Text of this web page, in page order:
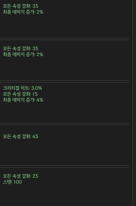
모든 속성 강화: 35
최종 데미지 증가: 2%
모든 속성 강화: 35
최종 데미지 증가: 2%
크리티컬 히트: 3.0%
모든 속성 강화: 15
최종 데미지 증가: 4%
모든 속성 강화: 45
모든 속성 강화: 25
스탯: 100